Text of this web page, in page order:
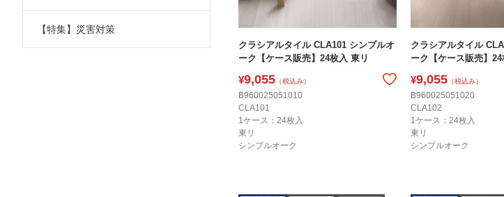
クラシアルタイル CLA101 シンプルオ
ーク【ケース販売】24枚入 東リ
¥9,055 （税込み）
B960025051010
CLA101
1ケース：24枚入
東リ
シンプルオーク
クラシアルタイル
ーク【ケース販売】24
¥9,055 （税込み）
B960025051020
CLA102
1ケース：24枚入
東リ
シンプルオーク
【特集】災害対策